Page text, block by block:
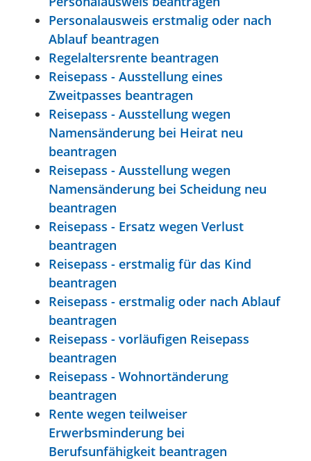
Personalausweis erstmalig oder nach
Ablauf beantragen
Regelaltersrente beantragen
Reisepass - Ausstellung eines
Zweitpasses beantragen
Reisepass - Ausstellung wegen
Namensänderung bei Heirat neu
beantragen
Reisepass - Ausstellung wegen
Namensänderung bei Scheidung neu
beantragen
Reisepass - Ersatz wegen Verlust
beantragen
Reisepass - erstmalig für das Kind
beantragen
Reisepass - erstmalig oder nach Ablauf
beantragen
Reisepass - vorläufigen Reisepass
beantragen
Reisepass - Wohnortänderung
beantragen
Rente wegen teilweiser
Erwerbsminderung bei
Berufsunfähigkeit beantragen